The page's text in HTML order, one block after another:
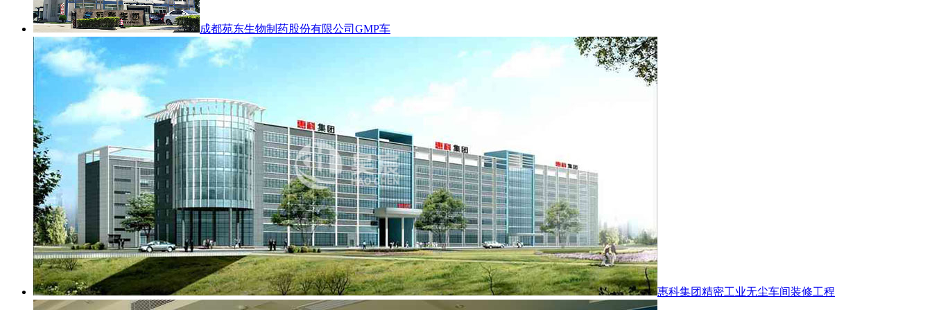
成都苑东生物制药股份有限公司GMP车
惠科集团精密工业无尘车间装修工程